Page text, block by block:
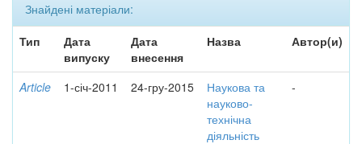
Знайдені матеріали:
Тип
Дата
випуску
Дата
внесення
Назва Автор(и)
Article 1-січ-2011 24-гру-2015
Наукова та
науково-
технічна
діяльність
-